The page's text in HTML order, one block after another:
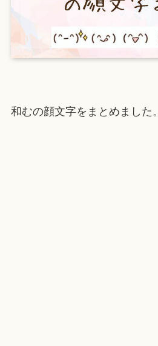
和むの顔文字をまとめました。